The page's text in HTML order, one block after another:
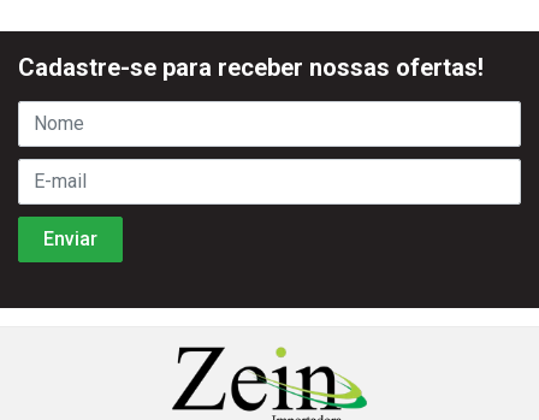
Cadastre-se para receber nossas ofertas!